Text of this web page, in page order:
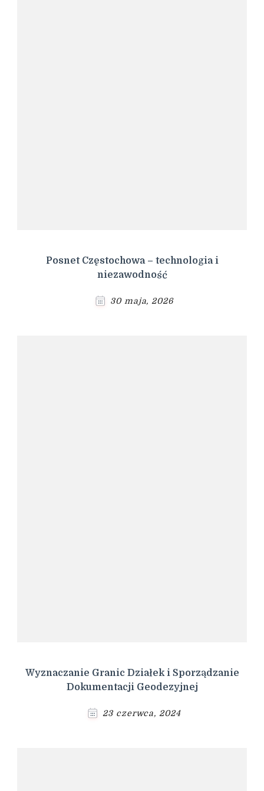
Posnet Częstochowa – technologia i
niezawodność
30 maja, 2026
Wyznaczanie Granic Działek i Sporządzanie
Dokumentacji Geodezyjnej
23 czerwca, 2024